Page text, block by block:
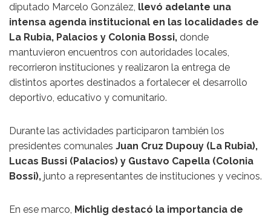
diputado Marcelo González, llevó adelante una
intensa agenda institucional en las localidades de
La Rubia, Palacios y Colonia Bossi, donde
mantuvieron encuentros con autoridades locales,
recorrieron instituciones y realizaron la entrega de
distintos aportes destinados a fortalecer el desarrollo
deportivo, educativo y comunitario.
Durante las actividades participaron también los
presidentes comunales Juan Cruz Dupouy (La Rubia),
Lucas Bussi (Palacios) y Gustavo Capella (Colonia
Bossi), junto a representantes de instituciones y vecinos.
En ese marco, Michlig destacó la importancia de